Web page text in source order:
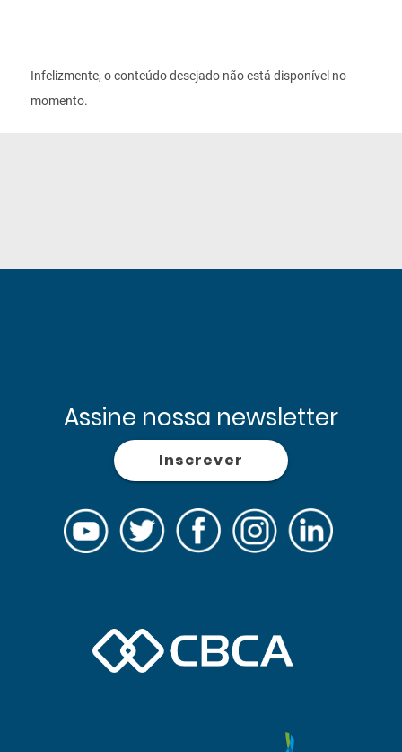
Infelizmente, o conteúdo desejado não está disponível no
momento.
Assine nossa newsletter
Inscrever